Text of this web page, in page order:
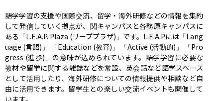
語学学習の支援や国際交流、留学・海外研修などの情報を集約
して発信していく拠点が、関キャンパスと各務原キャンパスに
ある「L.E.A.P. Plaza (リーププラザ)」です。L.E.A.Pには「Lang
uage (言語)」 「Education (教育)」 「Active (活動的)」 「Pro
gress (進歩)」の意味が込められています。語学学習に必要な
教材や留学に関する雑誌などを常設、英会話など語学スペース
として活用したり、海外研修についての情報提供や相談など自
由に活用できます。留学生との楽しい交流イベントも開催して
います。